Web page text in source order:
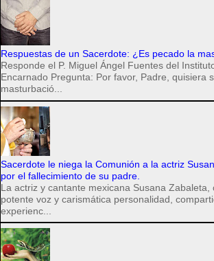
Respuestas de un Sacerdote: ¿Es pecado la
Responde el P. Miguel Ángel Fuentes del
Encarnado Pregunta: Por favor, Padre, quisiera
masturbació...
Sacerdote le niega la Comunión a la actriz
por el fallecimiento de su padre.
La actriz y cantante mexicana Susana Zabaleta,
potente voz y carismática personalidad,
experienc...